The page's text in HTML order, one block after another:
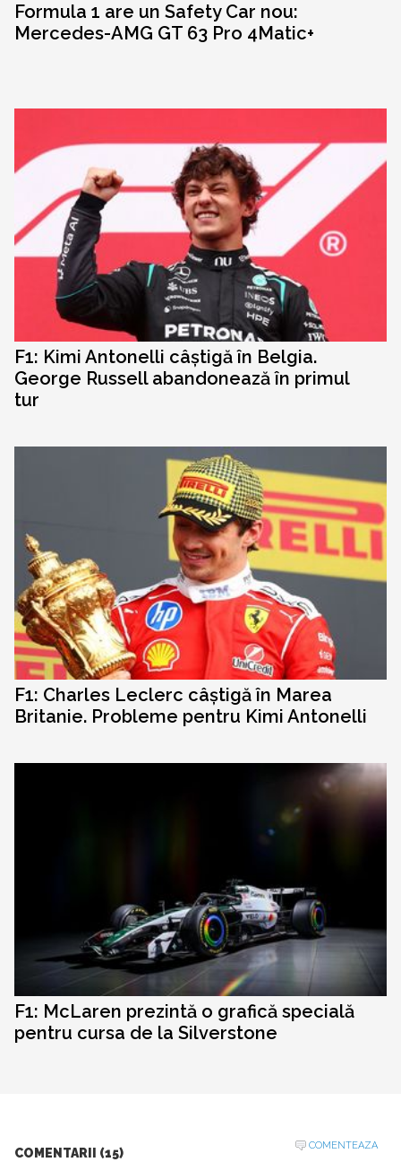
Formula 1 are un Safety Car nou:
Mercedes-AMG GT 63 Pro 4Matic+
F1: Kimi Antonelli câștigă în Belgia.
George Russell abandonează în primul
tur
F1: Charles Leclerc câștigă în Marea
Britanie. Probleme pentru Kimi Antonelli
F1: McLaren prezintă o grafică specială
pentru cursa de la Silverstone
COMENTARII (15)
COMENTEAZA